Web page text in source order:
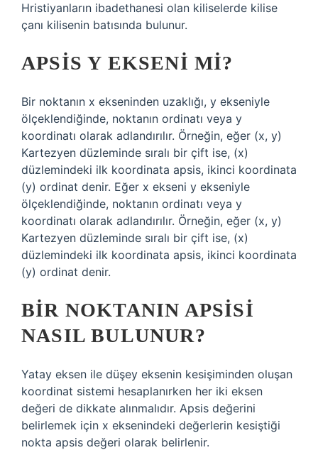
Hristiyanların ibadethanesi olan kiliselerde kilise
çanı kilisenin batısında bulunur.
APSIS Y EKSENI MI?
Bir noktanın x ekseninden uzaklığı, y ekseniyle
ölçeklendiğinde, noktanın ordinatı veya y
koordinatı olarak adlandırılır. Örneğin, eğer (x, y)
Kartezyen düzleminde sıralı bir çift ise, (x)
düzlemindeki ilk koordinata apsis, ikinci koordinata
(y) ordinat denir. Eğer x ekseni y ekseniyle
ölçeklendiğinde, noktanın ordinatı veya y
koordinatı olarak adlandırılır. Örneğin, eğer (x, y)
Kartezyen düzleminde sıralı bir çift ise, (x)
düzlemindeki ilk koordinata apsis, ikinci koordinata
(y) ordinat denir.
BIR NOKTANIN APSISI
NASIL BULUNUR?
Yatay eksen ile düşey eksenin kesişiminden oluşan
koordinat sistemi hesaplanırken her iki eksen
değeri de dikkate alınmalıdır. Apsis değerini
belirlemek için x eksenindeki değerlerin kesiştiği
nokta apsis değeri olarak belirlenir.